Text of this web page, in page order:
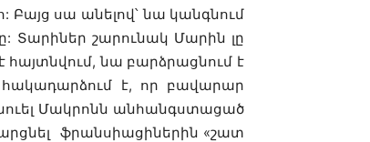
: Բայց սա անելով՝ նա կանգնում
: Տարիներ շարունակ Մարին լը
է հայտնվում,նա բարձրացնում է
հակադարձում է, որ բավարար
Մակրոնն անհանգստացած
ֆրանսիացիներին «շատ